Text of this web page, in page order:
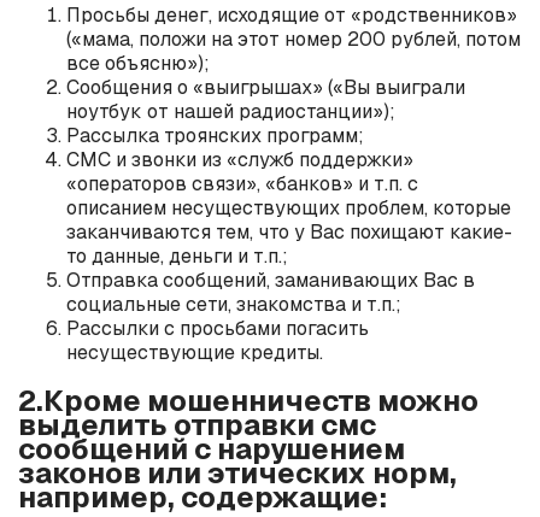
Просьбы денег, исходящие от «родственников»
(«мама, положи на этот номер 200 рублей, потом
все объясню»);
Сообщения о «выигрышах» («Вы выиграли
ноутбук от нашей радиостанции»);
Рассылка троянских программ;
СМС и звонки из «служб поддержки»
«операторов связи», «банков» и т.п. с
описанием несуществующих проблем, которые
заканчиваются тем, что у Вас похищают какие-
то данные, деньги и т.п.;
Отправка сообщений, заманивающих Вас в
социальные сети, знакомства и т.п.;
Рассылки с просьбами погасить
несуществующие кредиты.
2.Кроме мошенничеств можно
выделить отправки смс
сообщений с нарушением
законов или этических норм,
например, содержащие: